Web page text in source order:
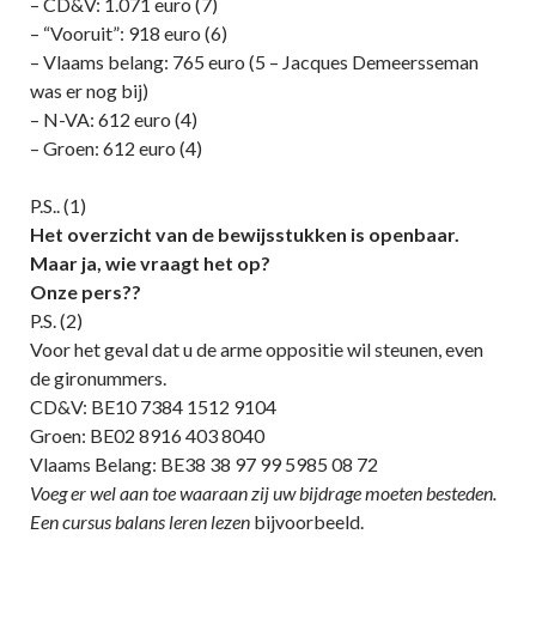
– “Vooruit”: 918 euro (6)
– Vlaams belang: 765 euro (5 – Jacques Demeersseman
was er nog bij)
– N-VA: 612 euro (4)
– Groen: 612 euro (4)
P.S.. (1)
Het overzicht van de bewijsstukken is openbaar.
Maar ja, wie vraagt het op?
Onze pers??
P.S. (2)
Voor het geval dat u de arme oppositie wil steunen, even
de gironummers.
CD&V: BE10 7384 1512 9104
Groen: BE02 8916 403 8040
Vlaams Belang: BE38 38 97 99 5985 08 72
Voeg er wel aan toe waaraan zij uw bijdrage moeten besteden.
Een cursus balans leren lezen bijvoorbeeld.